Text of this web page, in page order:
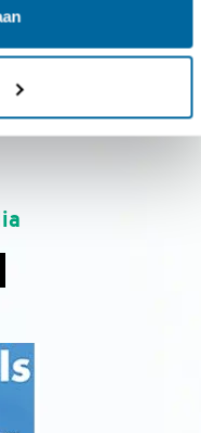
acties en tips